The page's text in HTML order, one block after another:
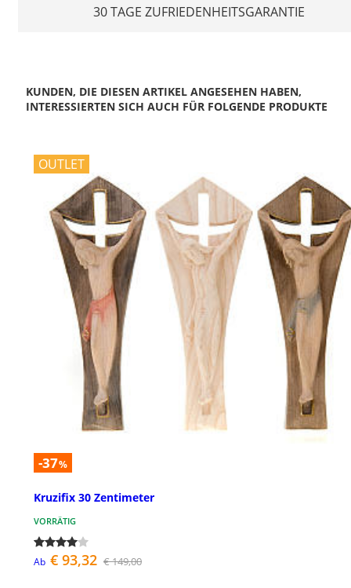
30 TAGE ZUFRIEDENHEITSGARANTIE
KUNDEN, DIE DIESEN ARTIKEL ANGESEHEN HABEN,
INTERESSIERTEN SICH AUCH FÜR FOLGENDE PRODUKTE
OUTLET
-37%
Kruzifix 30 Zentimeter
VORRÄTIG
Ab € 93,32 € 149,00